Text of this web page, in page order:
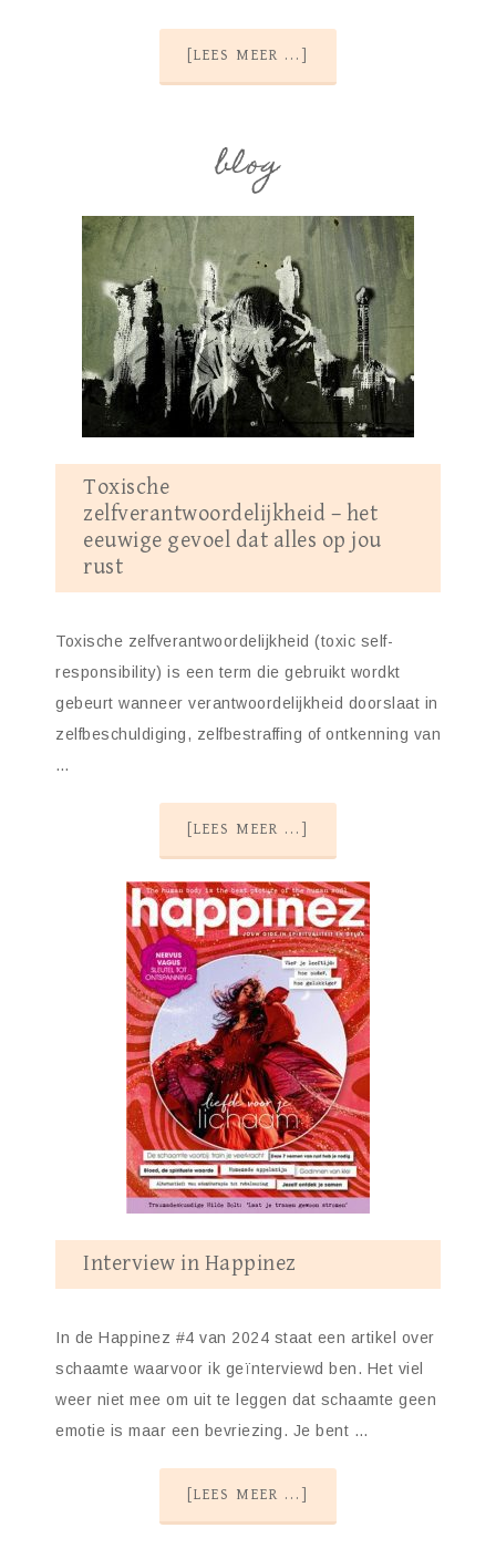
[LEES MEER ...]
blog
Toxische
zelfverantwoordelijkheid – het
eeuwige gevoel dat alles op jou
rust
Toxische zelfverantwoordelijkheid (toxic self-
responsibility) is een term die gebruikt wordkt
gebeurt wanneer verantwoordelijkheid doorslaat in
zelfbeschuldiging, zelfbestraffing of ontkenning van
…
[LEES MEER ...]
Interview in Happinez
In de Happinez #4 van 2024 staat een artikel over
schaamte waarvoor ik geïnterviewd ben. Het viel
weer niet mee om uit te leggen dat schaamte geen
emotie is maar een bevriezing. Je bent …
[LEES MEER ...]